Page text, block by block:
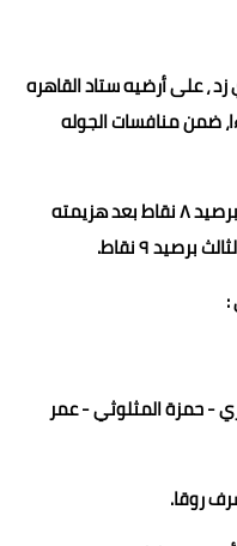
والجمال
، على أرضيه ستاد القاهره
ضمن منافسات الجوله
ويذكر ان الزمالك يحتل المركز الخامس برصيد ٨ نقاط بعد هزيمته
٩ نقاط.
:
- حمزة المثلوثي - عمر
روقا.